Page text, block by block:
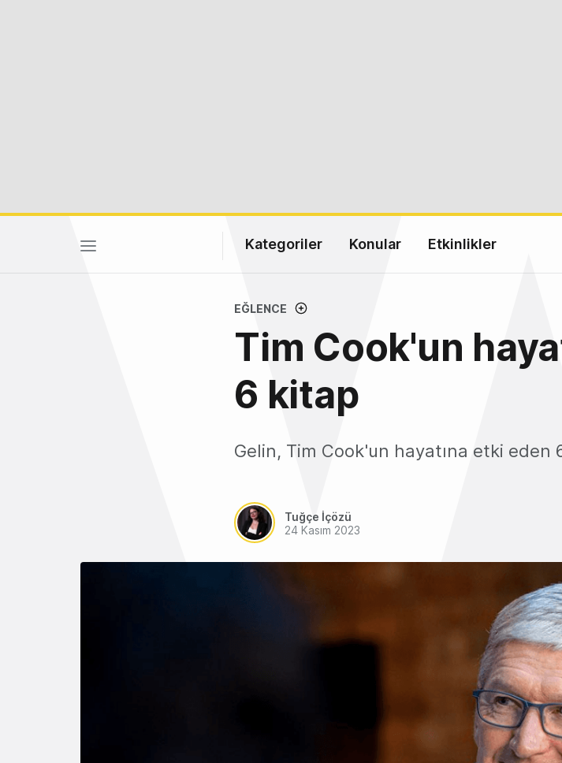
Kategoriler Konular Etkinlikler
EĞLENCE
Tim Cook'un
6 kitap
Gelin, Tim Cook'un hayatına etki eden
Tuğçe İçözü
24 Kasım 2023